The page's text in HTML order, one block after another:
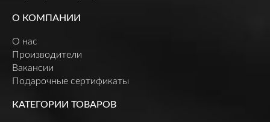
О КОМПАНИИ
О нас
Производители
Вакансии
Подарочные сертификаты
КАТЕГОРИИ ТОВАРОВ